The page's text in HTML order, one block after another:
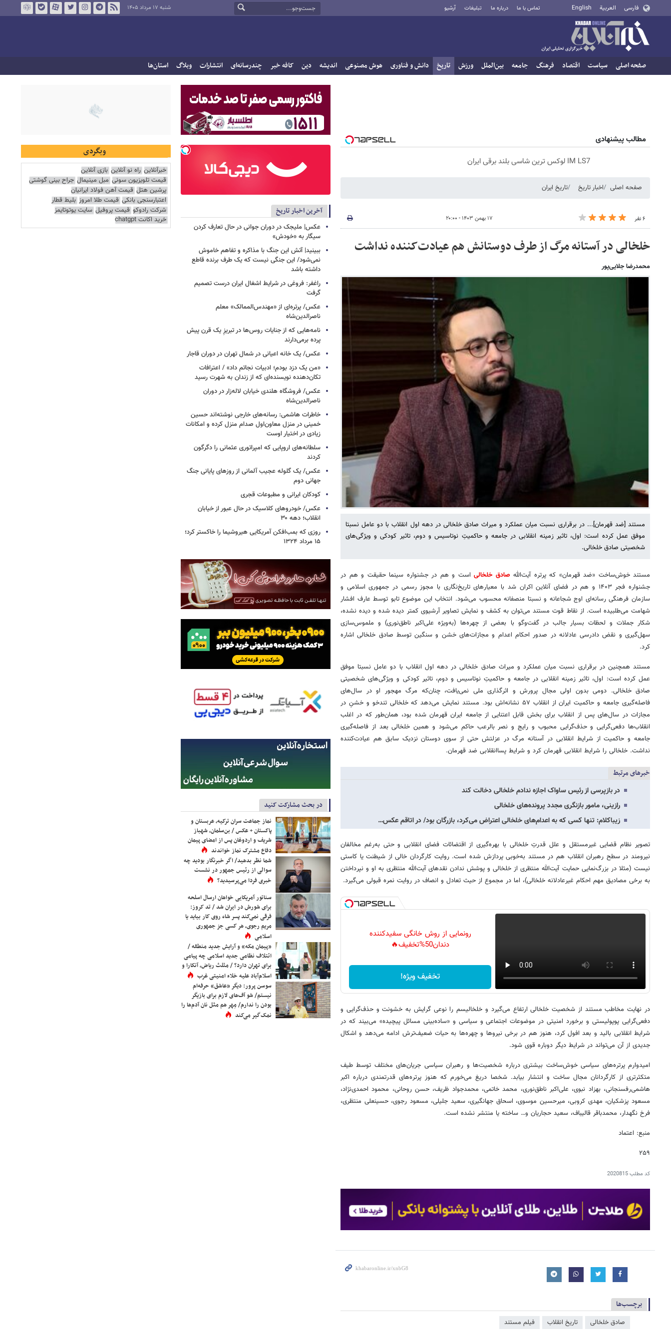
فارسی العربية English تماس با ما درباره ما تبلیغات آرشیو شنبه ۱۷ مرداد ۱۴۰۵
صفحه اصلی سیاست اقتصاد فرهنگ جامعه بین‌الملل ورزش تاریخ دانش و فناوری هوش مصنوعی اندیشه دین کافه خبر چندرسانه‌ای انتشارات وبلاگ استان‌ها
مطالب پیشنهادی
IM LS7 لوکس ترین شاسی بلند برقی ایران
صفحه اصلی اخبار تاریخ تاریخ ایران
۶ نفر ۱۷ بهمن ۱۴۰۳ - ۲۰:۰۰
خلخالی در آستانه مرگ از طرف دوستانش هم عیادت‌کننده نداشت
محمدرضا جلایی‌پور
مستند [ضد قهرمان]... در برقراری نسبت میان عملکرد و میراث صادق خلخالی در دهه اول انقلاب با دو عامل نسبتا
موفق عمل کرده است: اول، تاثیر زمینه انقلابی در جامعه و حاکمیتِ نوتاسیس و دوم، تاثیر کودکی و ویژگی‌های
شخصیتی صادق خلخالی.
مستند خوش‌ساخت «ضد قهرمان» که پرتره آیت‌الله صادق خلخالی است و هم در جشنواره سینما حقیقت و هم در
جشنواره فجر ۱۴۰۳ و هم در فضای آنلاین اکران شد با معیارهای تاریخ‌نگاری با مجوز رسمی در جمهوری اسلامی و
سازمان فرهنگی ‌رسانه‌ای اوج شجاعانه و نسبتا منصفانه محسوب می‌شود. انتخاب این موضوع تابو توسط عارف افشار
شهامت می‌طلبیده است. از نقاط قوت مستند می‌توان به کشف و نمایش تصاویر آرشیوی کمتر دیده ‌شده و دیده ‌نشده،
شکار جملات و لحظات بسیار جالب در گفت‌وگو با بعضی از چهره‌ها (به‌ویژه علی‌اکبر ناطق‌نوری) و ملموس‌سازی
سهل‌گیری و نقض دادرسی عادلانه در صدور احکام اعدام و مجازات‌های خشن و سنگین توسط صادق خلخالی اشاره
کرد.
مستند همچنین در برقراری نسبت میان عملکرد و میراث صادق خلخالی در دهه اول انقلاب با دو عامل نسبتا موفق
عمل کرده است: اول، تاثیر زمینه انقلابی در جامعه و حاکمیتِ نوتاسیس و دوم، تاثیر کودکی و ویژگی‌های شخصیتی
صادق خلخالی. دومی بدون اولی مجال پرورش و اثرگذاری ملی نمی‌یافت، چنان‌که مرگ مهجور او در سال‌های
فاصله‌گیری جامعه و حاکمیت ایران از انقلاب ۵۷ نشانه‌اش بود. مستند نمایش می‌دهد که خلخالی تندخو و خشنِ در
مجازات در سال‌های پس از انقلاب برای بخش قابل اعتنایی از جامعه‌ ایران قهرمان شده بود، همان‌طور که در اغلب
انقلاب‌ها دفعی‌گرایی و حذف‌گرایی محبوب و رایج و نصر بالرعب حاکم می‌شود و همین خلخالی بعد از فاصله‌گیری
جامعه و حاکمیت از شرایط انقلابی در آستانه مرگ در عزلتش حتی از سوی دوستان نزدیک سابق هم عیادت‌کننده
نداشت. خلخالی را شرایط انقلابی قهرمان کرد و شرایط پساانقلابی ضد قهرمان.
خبرهای مرتبط
در بازپرسی از رئیس ساواک اجازه ندادم خلخالی دخالت کند
رازینی، مامور بازنگری مجدد پرونده‌های خلخالی
زیباکلام: تنها کسی که به اعدام‌های خلخالی اعتراض می‌کرد، بازرگان بود/ در اتاقم عکس…
تصویر نظام قضایی غیرمستقل و علل قدرتِ خلخالی با بهره‌گیری از اقتضائات فضای انقلابی و حتی به‌رغم مخالفان
نیرومند در سطح رهبران انقلاب هم در مستند به‌خوبی پردازش شده است. روایت کارگردان خالی از شیطنت یا کاستی
نیست (مثلا در بزرگ‌نمایی حمایت آیت‌الله منتظری از خلخالی و پوشش ندادن نقدهای آیت‌الله منتظری به او و نپرداختن
به برخی مصادیق مهم احکام غیرعادلانه خلخالی)، اما در مجموع از حیث تعادل و انصاف در روایت نمره قبولی می‌گیرد.
رونمایی از روش خانگی سفیدکننده
دندان50%تخفیف🔥
تخفیف ویژه!
در نهایت مخاطب مستند از شخصیت خلخالی ارتفاع می‌گیرد و خلخالیسم را نوعی گرایش به خشونت و حذف‌گرایی و
دفعی‌گرایی پوپولیستی و برخورد امنیتی در موضوعات اجتماعی و سیاسی و «ساده‌بینی مسائل پیچیده» می‌بیند که در
شرایط انقلابی بالید و بعد افول کرد، هنوز هم در برخی نیروها و چهره‌ها به حیات ضعیف‌ترش ادامه می‌دهد و اشکال
جدیدی از آن می‌تواند در شرایط دیگر دوباره قوی شود.
امیدوارم پرتره‌های سیاسی خوش‌ساخت بیشتری درباره شخصیت‌ها و رهبران سیاسی جریان‌های مختلف توسط طیف
متکثرتری از کارگردانان مجال ساخت و انتشار بیابد. شخصا دریغ می‌خورم که هنوز پرتره‌های قدرتمندی درباره اکبر
هاشمی‌رفسنجانی، بهزاد نبوی، علی‌اکبر ناطق‌نوری، محمد خاتمی، محمدجواد ظریف، حسن روحانی، محمود احمدی‌نژاد،
مسعود پزشکیان، مهدی کروبی، میرحسین موسوی، اسحاق جهانگیری، سعید جلیلی، مسعود رجوی، حسینعلی منتظری،
فرخ نگهدار، محمدباقر قالیباف، سعید حجاریان و… ساخته یا منتشر نشده است.
منبع: اعتماد
۲۵۹
کد مطلب2020815
برچسب‌ها
صادق خلخالی تاریخ انقلاب فیلم مستند
آخرین اخبار تاریخ
عکس| ملیجک در دوران جوانی در حال تعارف کردن
سیگار به «خودش»
ببینید| آتش این جنگ با مذاکره و تفاهم خاموش
نمی‌شود/ این جنگی نیست که یک طرف برنده قاطع
داشته باشد
راغفر: فروغی در شرایط اشغال ایران درست تصمیم
گرفت
عکس/ پرتره‌ای از «مهندس‌الممالک» معلم
ناصرالدین‌شاه
نامه‌هایی که از جنایات روس‌ها در تبریزِ یک قرن پیش
پرده برمی‌دارند
عکس/ یک خانه اعیانی در شمال تهران در دوران قاجار
«من یک دزد بودم؛ ادبیات نجاتم داد» / اعترافات
تکان‌دهنده نویسنده‌ای که از زندان به شهرت رسید
عکس/ فروشگاه هلندی خیابان لاله‌زار در دوران
ناصرالدین‌شاه
خاطرات هاشمی: رسانه‌های خارجی نوشته‌اند حسین
خمینی در منزل معاون‌اول صدام منزل‌ کرده و امکانات
زیادی در اختیار اوست
سلطانه‌های اروپایی که امپراتوری عثمانی را دگرگون
کردند
عکس/ یک گلوله عجیب آلمانی از روزهای پایانی جنگ
جهانی دوم
کودکان ایرانی و مطبوعات قجری
عکس/ خودروهای کلاسیک در حال عبور از خیابان
انقلاب؛ دهه ۳۰
روزی که بمب‌افکن آمریکایی هیروشیما را خاکستر کرد؛
۱۵ مرداد ۱۳۲۴
در بحث مشارکت کنید
نماز جماعت سران ترکیه، عربستان و
پاکستان + عکس / بن‌سلمان، شهباز
شریف و اردوغان پس از امضای پیمان
دفاع مشترک نماز خواندند
شما نظر بدهید/ اگر خبرنگار بودید چه
سوالی از رئیس جمهور در نشست
خبری فردا می‌پرسیدید؟
سناتور آمریکایی خواهان ارسال اسلحه
برای شورش در ایران شد / تد کروز:
فرقی نمی‌کند پسر شاه روی کار بیاید یا
مریم رجوی، هر کسی جز جمهوری
اسلامی
«پیمان مکه» و آرایش جدید منطقه /
ائتلاف نظامی جدید اسلامی چه پیامی
برای تهران دارد؟ / مثلث ریاض، آنکارا و
اسلام‌آباد علیه خلاء امنیتی غرب
سوسن پرور: دیگر «عاشق» حرفه‌ام
نیستم/ شو آف‌های لازم برای بازیگر
بودن را ندارم/ مِهر هم مثل نان آدم‌ها را
نمک‌گیر می‌کند
وبگردی
خبرآنلاین راه نو آنلاین بازی آنلاین
قیمت تلویزیون سونی مبل مینیمال جراح بینی گوشتی
پرشین هتل قیمت آهن فولاد ایرانیان
اعتبارسنجی بانکی قیمت طلا امروز بلیط قطار
شرکت رادوکو قیمت پروفیل سایت یوتوتایمز
خرید اکانت chatgpt